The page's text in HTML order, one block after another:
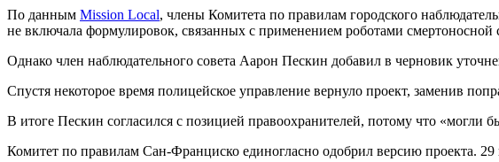
По данным Mission Local, члены Комитета по правилам городского
не включала формулировок, связанных с применением роботами смертоносной
Однако член наблюдательного совета Аарон Пескин добавил в черновик
Спустя некоторое время полицейское управление вернуло проект, заменив
В итоге Пескин согласился с позицией правоохранителей, потому что
Комитет по правилам Сан-Франциско единогласно одобрил версию проекта. 29